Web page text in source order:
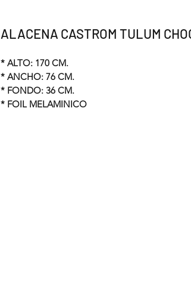
ALACENA CASTROM TULUM
* ALTO: 170 CM.
* ANCHO: 76 CM.
* FONDO: 36 CM.
* FOIL MELAMINICO